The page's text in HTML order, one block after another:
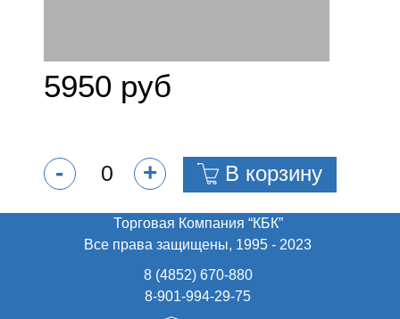
5950 руб
- + В корзину
Торговая Компания “КБК”
Все права защищены, 1995 - 2023
8 (4852) 670-880
8-901-994-29-75